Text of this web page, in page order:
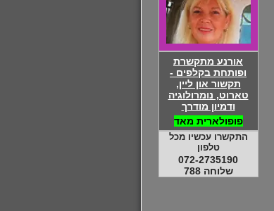
אורנע מתקשרת
ופותחת בקלפים -
תקשור און ליין,
טארוט, נומרולוגיה
ודמיון מודרך
פופולארית מאד
התקשרו עכשיו מכל
טלפון
072-2735190
שלוחה 788